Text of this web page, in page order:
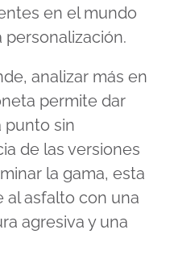
en el mundo
analizar más en
permite dar
punto sin
de las versiones
la gama, esta
al asfalto con una
agresiva y una